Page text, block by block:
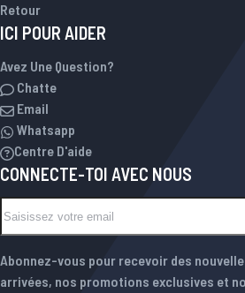
Retour
ICI POUR AIDER
Avez Une Question?
Chatte
Email
Whatsapp
Centre D'aide
CONNECTE-TOI AVEC NOUS
NEWSLETTER
Abonnez-vous pour recevoir des
arrivées, nos promotions exclusives et